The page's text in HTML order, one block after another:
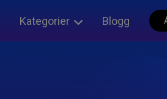
Kategorier Blogg